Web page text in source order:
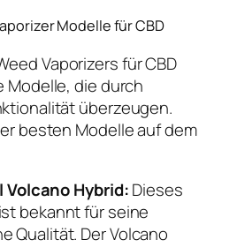
Modelle für CBD
Vaporizers für CBD
Modelle, die durch
überzeugen.
besten Modelle auf dem
Volcano Hybrid:Dieses
bekannt für seine
Qualität. Der Volcano